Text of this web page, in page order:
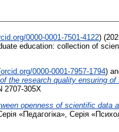
0000-0001-7501-4122)
education: collection of
orcid.org/0000-0001-7957-1794)
the research quality ensuring
2707-305X
openness of scientific data
«Педагогіка», Серія